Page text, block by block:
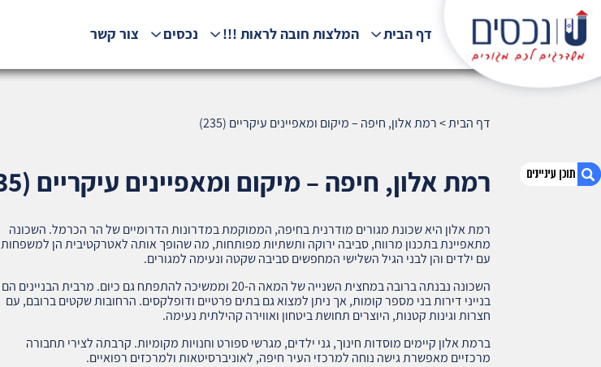
דף הבית המלצות חובה לראות !!! נכסים צור קשר
דף הבית>רמת אלון, חיפה – מיקום ומאפיינים עיקריים (235)
רמת אלון, חיפה – מיקום ומאפיינים עיקריים (235)
רמת אלון היא שכונת מגורים מודרנית בחיפה, הממוקמת במדרונות הדרומיים של הר הכרמל. השכונה
מתאפיינת בתכנון מרווח, סביבה ירוקה ותשתיות מפותחות, מה שהופך אותה לאטרקטיבית הן למשפחות
עם ילדים והן לבני הגיל השלישי המחפשים סביבה שקטה ונעימה למגורים.
השכונה נבנתה ברובה במחצית השנייה של המאה ה-20 וממשיכה להתפתח גם כיום. מרבית הבניינים הם
בנייני דירות בני מספר קומות, אך ניתן למצוא גם בתים פרטיים ודופלקסים. הרחובות שקטים ברובם, עם
חצרות וגינות קטנות, היוצרים תחושת ביטחון ואווירה קהילתית נעימה.
ברמת אלון קיימים מוסדות חינוך, גני ילדים, מגרשי ספורט וחנויות מקומיות. קרבתה לצירי תחבורה
מרכזיים מאפשרת גישה נוחה למרכזי העיר חיפה, לאוניברסיטאות ולמרכזים רפואיים.